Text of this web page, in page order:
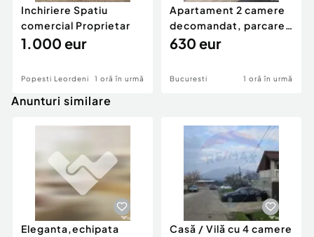
Inchiriere Spatiu
comercial Proprietar
1.000 eur
Popesti Leordeni 1 oră în urmă
Apartament 2 camere
decomandat, parcare
subterana, 15 min...
630 eur
Bucuresti 1 oră în urmă
Anunturi similare
Eleganta,echipata
Casă / Vilă cu 4 camere